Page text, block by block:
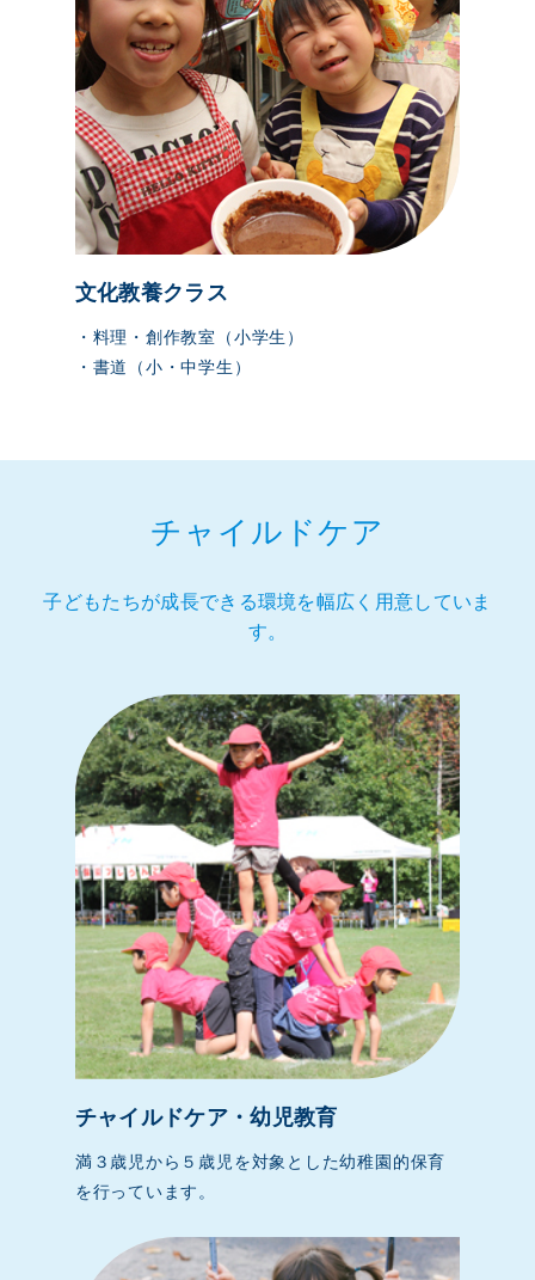
文化教養クラス
・料理・創作教室（小学生）
・書道（小・中学生）
チャイルドケア
子どもたちが成長できる環境を幅広く用意していま
す。
チャイルドケア・幼児教育
満３歳児から５歳児を対象とした幼稚園的保育
を行っています。